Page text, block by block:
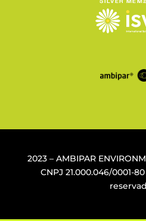
2023 – AMBIPAR
CNPJ21.000.046/0001-80